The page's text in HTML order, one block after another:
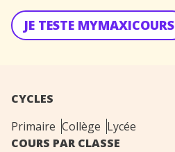
JE TESTE MYMAXICOURS
CYCLES
Primaire Collège Lycée
COURS PAR CLASSE